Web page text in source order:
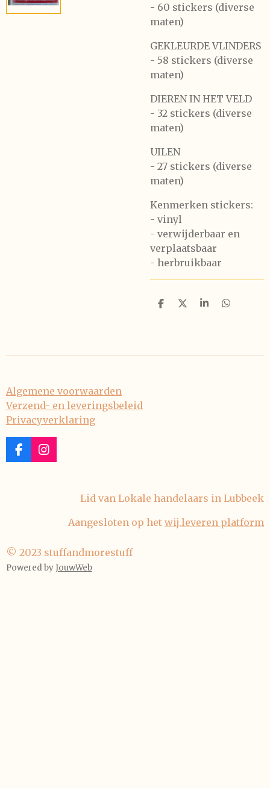
- 60 stickers (diverse
maten)
GEKLEURDE VLINDERS
- 58 stickers (diverse
maten)
DIEREN IN HET VELD
- 32 stickers (diverse
maten)
UILEN
- 27 stickers (diverse
maten)
Kenmerken stickers:
- vinyl
- verwijderbaar en
verplaatsbaar
- herbruikbaar
D
D
S
D
Algemene voorwaarden
Verzend- en leveringsbeleid
Privacyverklaring
F
a
I
n
Lid van Lokale handelaars in Lubbeek
Aangesloten op het wij.leveren platform
© 2023 stuffandmorestuff
Powered byJouwWeb